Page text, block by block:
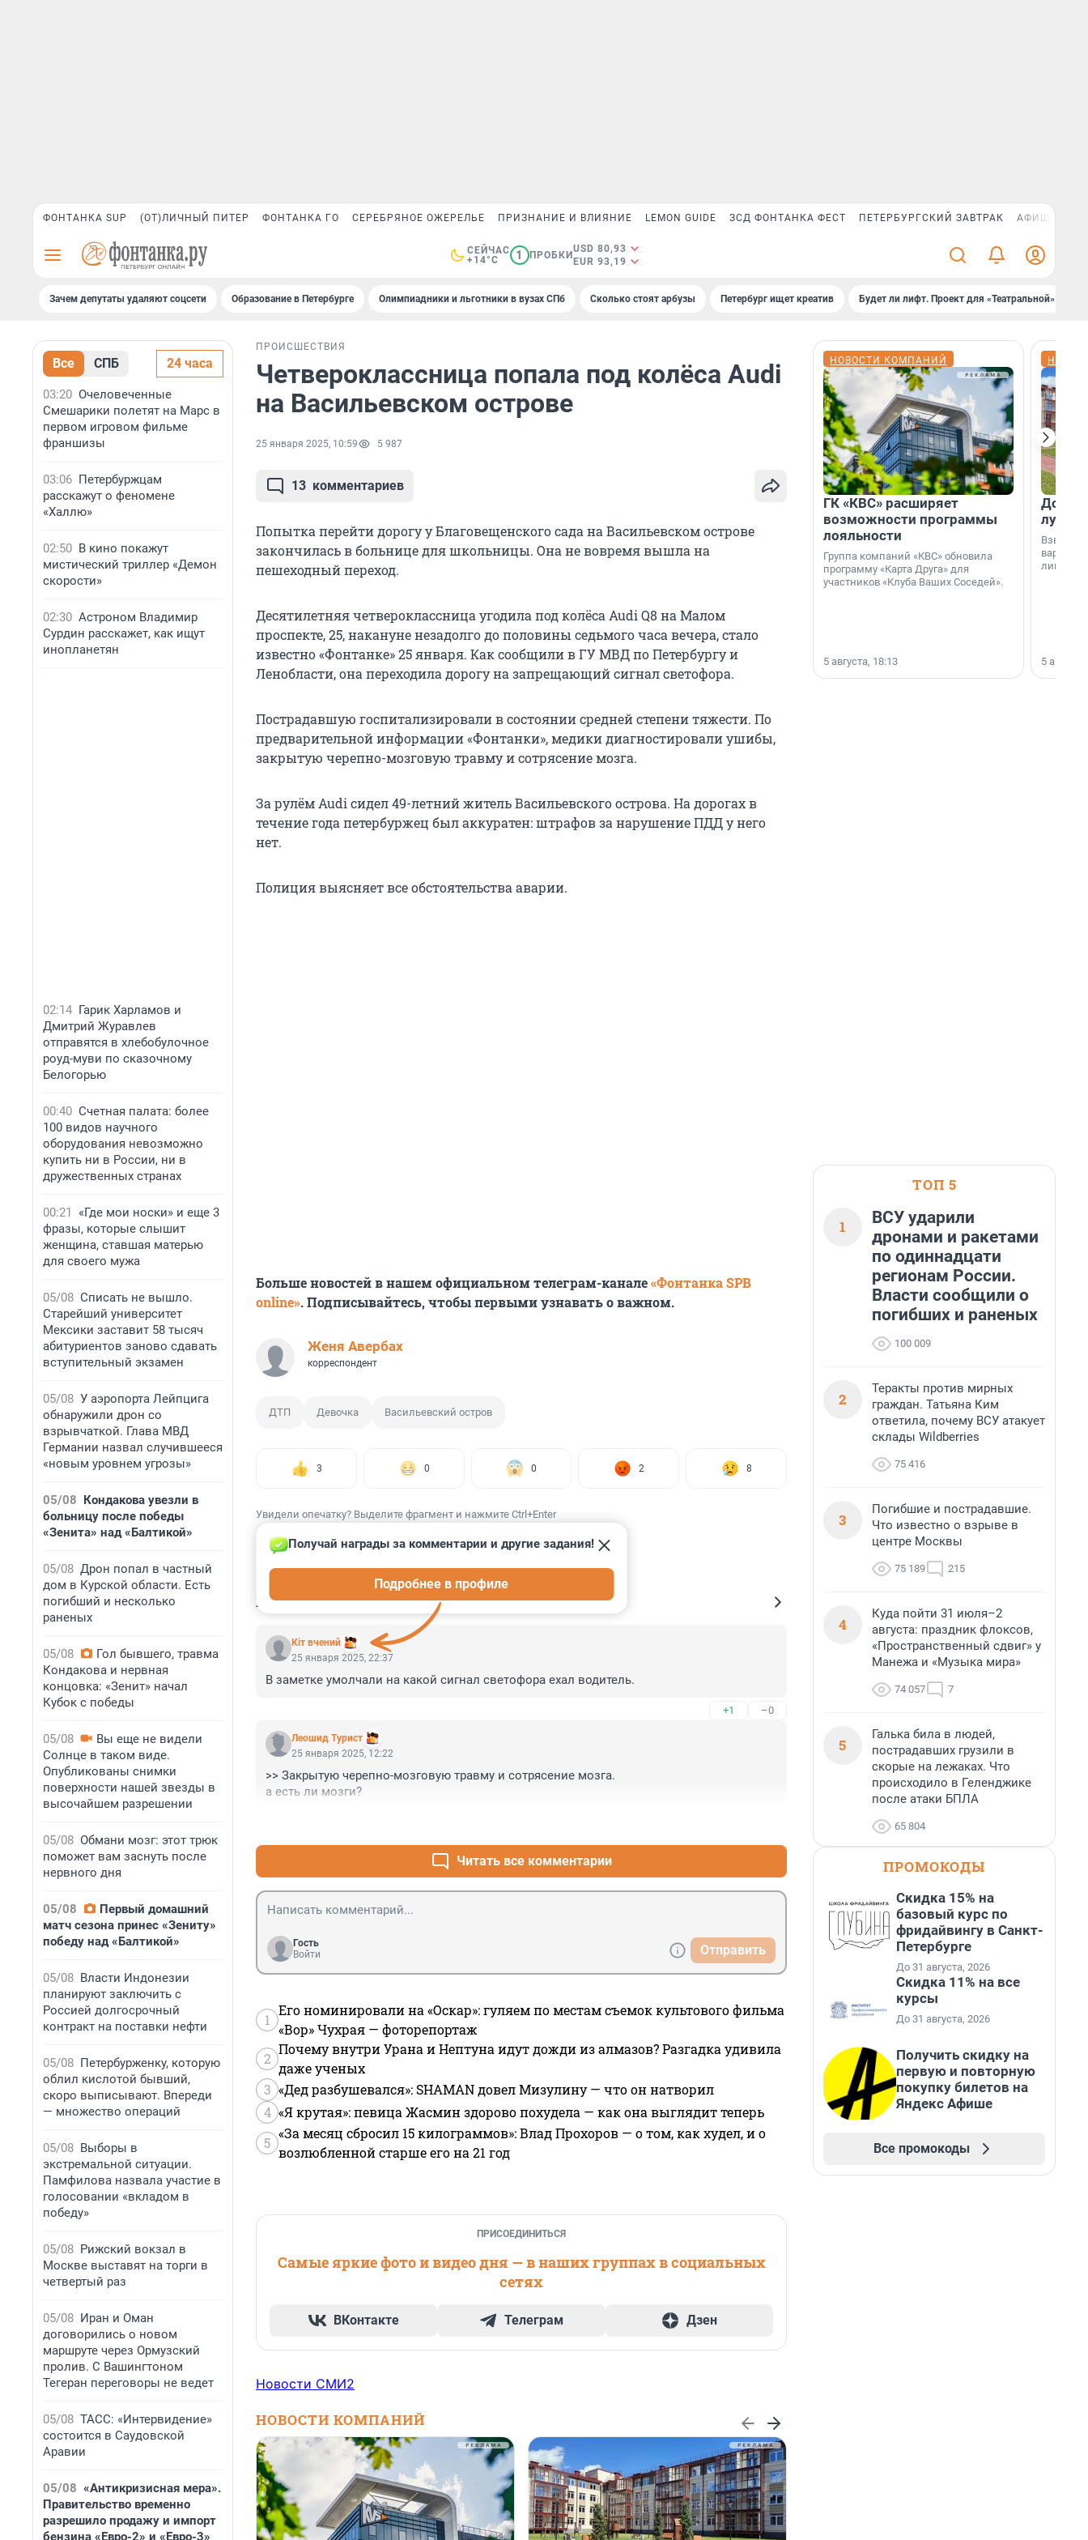
ФОНТАНКА SUP (ОТ)ЛИЧНЫЙ ПИТЕР ФОНТАНКА ГО СЕРЕБРЯНОЕ ОЖЕРЕЛЬЕ ПРИЗНАНИЕ И ВЛИЯНИЕ LEMON GUIDE ЗСД ФОНТАНКА ФЕСТ ПЕТЕРБУРГСКИЙ ЗАВТРАК АФИША PLUS
СЕЙЧАС
+14°C
1 ПРОБКИ
USD 80,93
EUR 93,19
Зачем депутаты удаляют соцсети Образование в Петербурге Олимпиадники и льготники в вузах СПб Сколько стоят арбузы Петербург ищет креатив Будет ли лифт. Проект для «Театральной»
Все СПБ 24 часа
03:20 Очеловеченные
Смешарики полетят на Марс в
первом игровом фильме
франшизы
03:06 Петербуржцам
расскажут о феномене
«Халлю»
02:50 В кино покажут
мистический триллер «Демон
скорости»
02:30 Астроном Владимир
Сурдин расскажет, как ищут
инопланетян
02:14 Гарик Харламов и
Дмитрий Журавлев
отправятся в хлебобулочное
роуд-муви по сказочному
Белогорью
00:40 Счетная палата: более
100 видов научного
оборудования невозможно
купить ни в России, ни в
дружественных странах
00:21
«Где мои носки» и еще 3
фразы, которые слышит
женщина, ставшая матерью
для своего мужа
05/08 Списать не вышло.
Старейший университет
Мексики заставит 58 тысяч
абитуриентов заново сдавать
вступительный экзамен
05/08 У аэропорта Лейпцига
обнаружили дрон со
взрывчаткой. Глава МВД
Германии назвал случившееся
«новым уровнем угрозы»
05/08 Кондакова увезли в
больницу после победы
«Зенита» над «Балтикой»
05/08 Дрон попал в частный
дом в Курской области. Есть
погибший и несколько
раненых
05/08
Гол бывшего, травма
Кондакова и нервная
концовка: «Зенит» начал
Кубок с победы
05/08
Вы еще не видели
Солнце в таком виде.
Опубликованы снимки
поверхности нашей звезды в
высочайшем разрешении
05/08 Обмани мозг: этот трюк
поможет вам заснуть после
нервного дня
05/08
Первый домашний
матч сезона принес «Зениту»
победу над «Балтикой»
05/08 Власти Индонезии
планируют заключить с
Россией долгосрочный
контракт на поставки нефти
05/08 Петербурженку, которую
облил кислотой бывший,
скоро выписывают. Впереди
— множество операций
05/08 Выборы в
экстремальной ситуации.
Памфилова назвала участие в
голосовании «вкладом в
победу»
05/08 Рижский вокзал в
Москве выставят на торги в
четвертый раз
05/08 Иран и Оман
договорились о новом
маршруте через Ормузский
пролив. С Вашингтоном
Тегеран переговоры не ведет
05/08 ТАСС: «Интервидение»
состоится в Саудовской
Аравии
05/08 «Антикризисная мера».
Правительство временно
разрешило продажу и импорт
бензина «Евро-2» и «Евро-3»
ПРОИСШЕСТВИЯ
Четвероклассница попала под колёса Audi
на Васильевском острове
25 января 2025, 10:59 5 987
13 комментариев
Попытка перейти дорогу у Благовещенского сада на Васильевском острове
закончилась в больнице для школьницы. Она не вовремя вышла на
пешеходный переход.
Десятилетняя четвероклассница угодила под колёса Audi Q8 на Малом
проспекте, 25, накануне незадолго до половины седьмого часа вечера, стало
известно «Фонтанке» 25 января. Как сообщили в ГУ МВД по Петербургу и
Ленобласти, она переходила дорогу на запрещающий сигнал светофора.
Пострадавшую госпитализировали в состоянии средней степени тяжести. По
предварительной информации «Фонтанки», медики диагностировали ушибы,
закрытую черепно-мозговую травму и сотрясение мозга.
За рулём Audi сидел 49-летний житель Васильевского острова. На дорогах в
течение года петербуржец был аккуратен: штрафов за нарушение ПДД у него
нет.
Полиция выясняет все обстоятельства аварии.
Больше новостей в нашем официальном телеграм-канале«Фонтанка SPB
online». Подписывайтесь, чтобы первыми узнавать о важном.
Женя Авербах
корреспондент
ДТП Девочка Васильевский остров
3 0 0 2 8
Увидели опечатку? Выделите фрагмент и нажмите Ctrl+Enter
КОММЕНТАРИИ 13
Кiт вчений
Получай награды за комментарии и другие задания!
Подробнее в профиле
25 января 2025, 22:37
В заметке умолчали на какой сигнал светофора ехал водитель.
+1 –0
Леошид Турист
25 января 2025, 12:22
>> Закрытую черепно-мозговую травму и сотрясение мозга.
а есть ли мозги?
Читать все комментарии
Гость
Войти
Отправить
1
Его номинировали на «Оскар»: гуляем по местам съемок культового фильма
«Вор» Чухрая — фоторепортаж
2
Почему внутри Урана и Нептуна идут дожди из алмазов? Разгадка удивила
даже ученых
3 «Дед разбушевался»: SHAMAN довел Мизулину — что он натворил
4 «Я крутая»: певица Жасмин здорово похудела — как она выглядит теперь
5
«За месяц сбросил 15 килограммов»: Влад Прохоров — о том, как худел, и о
возлюбленной старше его на 21 год
ПРИСОЕДИНИТЬСЯ
Самые яркие фото и видео дня — в наших группах в социальных
сетях
ВКонтакте Телеграм Дзен
Новости СМИ2
НОВОСТИ КОМПАНИЙ
НОВОСТИ КОМПАНИЙ
ГК «КВС» расширяет
возможности программы
лояльности
Группа компаний «КВС» обновила
программу «Карта Друга» для
участников «Клуба Ваших Соседей».
5 августа, 18:13
Дом
лучше
лишнего
5
ТОП 5
1
ВСУ ударили
дронами и ракетами
по одиннадцати
регионам России.
Власти сообщили о
погибших и раненых
100 009
2
Теракты против мирных
граждан. Татьяна Ким
ответила, почему ВСУ атакует
склады Wildberries
75 416
3
Погибшие и пострадавшие.
Что известно о взрыве в
центре Москвы
75 189 215
4
Куда пойти 31 июля–2
августа: праздник флоксов,
«Пространственный сдвиг» у
Манежа и «Музыка мира»
74 057 7
5
Галька била в людей,
пострадавших грузили в
скорые на лежаках. Что
происходило в Геленджике
после атаки БПЛА
65 804
ПРОМОКОДЫ
Скидка 15% на
базовый курс по
фридайвингу в Санкт-
Петербурге
До 31 августа, 2026
Скидка 11% на все
курсы
До 31 августа, 2026
Получить скидку на
первую и повторную
покупку билетов на
Яндекс Афише
Все промокоды